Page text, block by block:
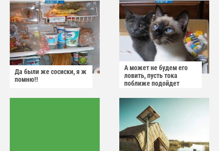
Да были же сосиски, я ж
помню!!
А может не будем его
ловить, пусть тока
поближе подойдет